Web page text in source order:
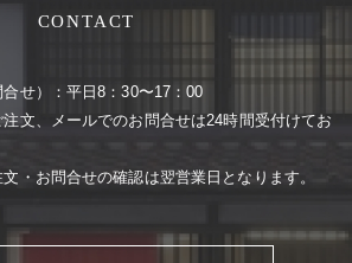
CONTACT
せ）：平⽇8：30〜17：00
⽂、メールでのお問合せは24時間受付けてお
・お問合せの確認は翌営業⽇となります。